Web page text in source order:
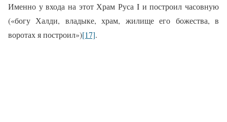
Именно у входа на этот Храм Руса I и построил часовную
(«богу Халди, владыке, храм, жилище его божества, в
воротах я построил»)[17].